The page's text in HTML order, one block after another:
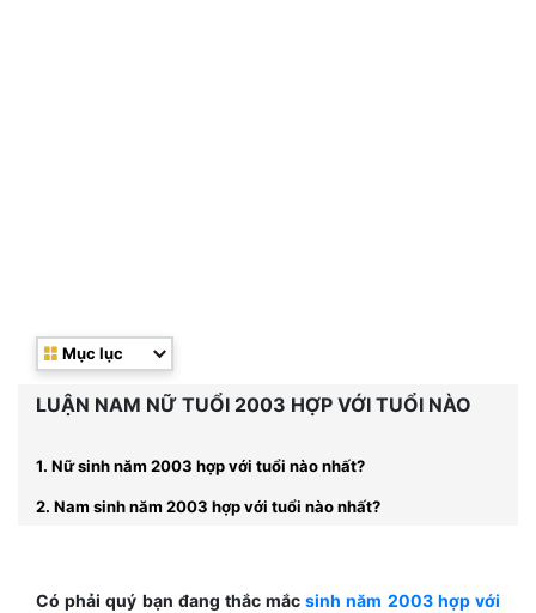
Mục lục
LUẬN NAM NỮ TUỔI 2003 HỢP VỚI TUỔI NÀO
1. Nữ sinh năm 2003 hợp với tuổi nào nhất?
2. Nam sinh năm 2003 hợp với tuổi nào nhất?
Có phải quý bạn đang thắc mắcsinh năm 2003 hợp với